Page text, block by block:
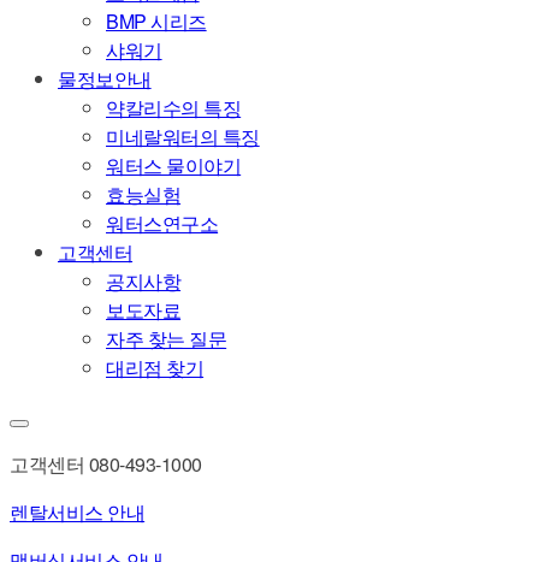
BMP 시리즈
샤워기
물정보안내
약칼리수의 특징
미네랄워터의 특징
워터스 물이야기
효능실험
워터스연구소
고객센터
공지사항
보도자료
자주 찾는 질문
대리점 찾기
고객센터 080-493-1000
렌탈서비스 안내